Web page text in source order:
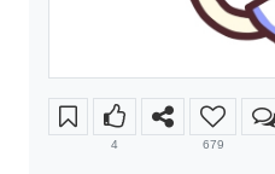
4 679